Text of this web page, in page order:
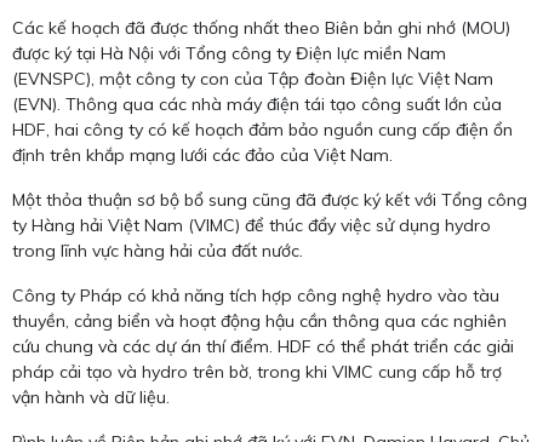
Các kế hoạch đã được thống nhất theo Biên bản ghi nhớ (MOU)
được ký tại Hà Nội với Tổng công ty Điện lực miền Nam
(EVNSPC), một công ty con của Tập đoàn Điện lực Việt Nam
(EVN). Thông qua các nhà máy điện tái tạo công suất lớn của
HDF, hai công ty có kế hoạch đảm bảo nguồn cung cấp điện ổn
định trên khắp mạng lưới các đảo của Việt Nam.
Một thỏa thuận sơ bộ bổ sung cũng đã được ký kết với Tổng công
ty Hàng hải Việt Nam (VIMC) để thúc đẩy việc sử dụng hydro
trong lĩnh vực hàng hải của đất nước.
Công ty Pháp có khả năng tích hợp công nghệ hydro vào tàu
thuyền, cảng biển và hoạt động hậu cần thông qua các nghiên
cứu chung và các dự án thí điểm. HDF có thể phát triển các giải
pháp cải tạo và hydro trên bờ, trong khi VIMC cung cấp hỗ trợ
vận hành và dữ liệu.